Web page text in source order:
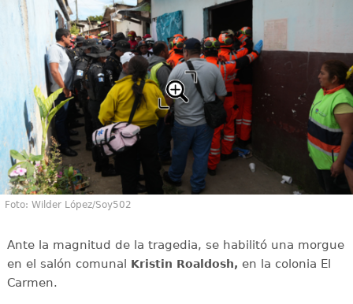
Foto: Wilder López/Soy502
Ante la magnitud de la tragedia, se habilitó una morgue
en el salón comunal Kristin Roaldosh, en la colonia El
Carmen.